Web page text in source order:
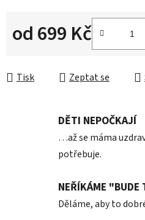
od699 Kč
Tisk Zeptat se
DĚTI NEPOČKAJÍ
…až se máma
potřebuje.
NEŘÍKÁME "BUDE
Děláme, aby to